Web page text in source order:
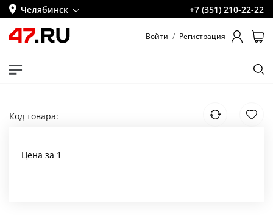
Челябинск +7 (351) 210-22-22
Войти / Регистрация
Код товара:
Цена за 1